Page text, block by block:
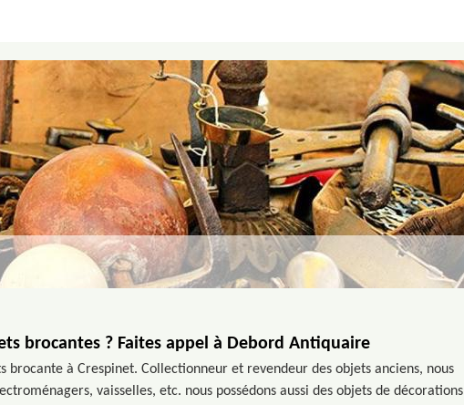
brocantes ? Faites appel à Debord Antiquaire
brocante à Crespinet. Collectionneur et revendeur des objets anciens, nous
vaisselles, etc. nous possédons aussi des objets de décorations